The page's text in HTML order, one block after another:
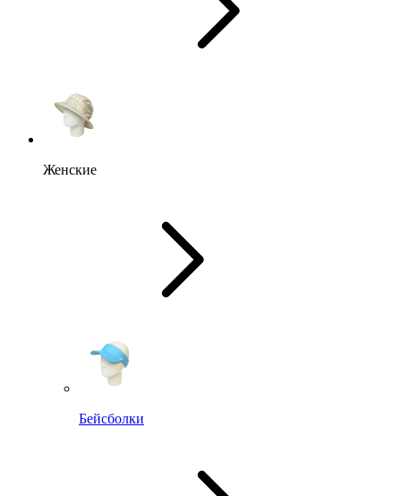
Женские
Бейсболки